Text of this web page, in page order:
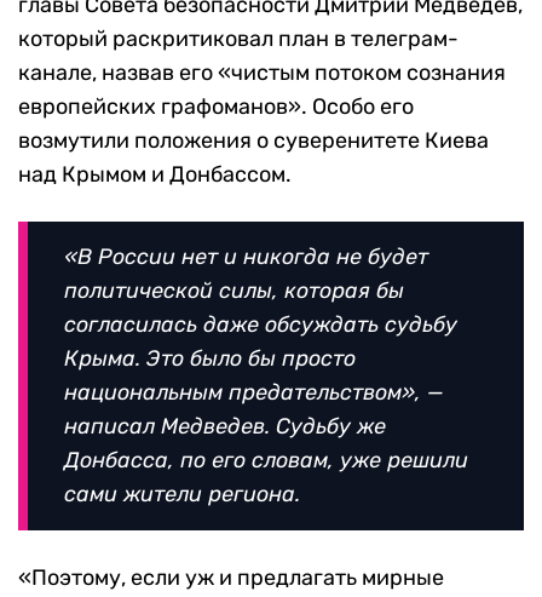
который раскритиковал план в телеграм-
канале, назвав его «чистым потоком сознания
европейских графоманов». Особо его
возмутили положения о суверенитете Киева
над Крымом и Донбассом.
«В России нет и никогда не будет
политической силы, которая бы
согласилась даже обсуждать судьбу
Крыма. Это было бы просто
национальным предательством», —
написал Медведев. Судьбу же
Донбасса, по его словам, уже решили
сами жители региона.
«Поэтому, если уж и предлагать мирные